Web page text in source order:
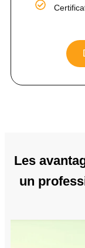
Les
un